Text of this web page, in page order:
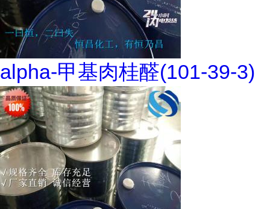
alpha-甲基肉桂醛(101-39-3)